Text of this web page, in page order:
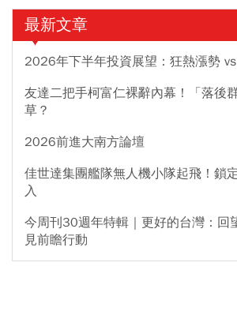
最新文章
2026年下半年投資展望：狂熱漲勢
友達二把手柯富仁裸辭內幕！「落後
草？
2026前進大南方論壇
佳世達集團艦隊無人機小隊起飛！鎖
入
今周刊30週年特輯｜更好的台灣：回
見前瞻行動